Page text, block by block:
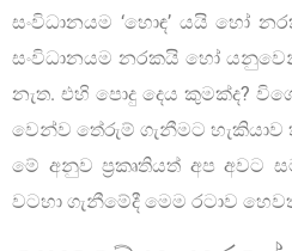
සංවිධානයම ‘හොඳ’ යයි හෝ
සංවිධානයම නරකයි හෝ
නැත. එහි පොදු දෙය කුමක්ද?
වෙන්ව තේරුම් ගැනීමට හැකියාව
මේ අනුව ප්‍රකෘතියත් අප අවට
වටහා ගැනීමේදී මෙම රටාව